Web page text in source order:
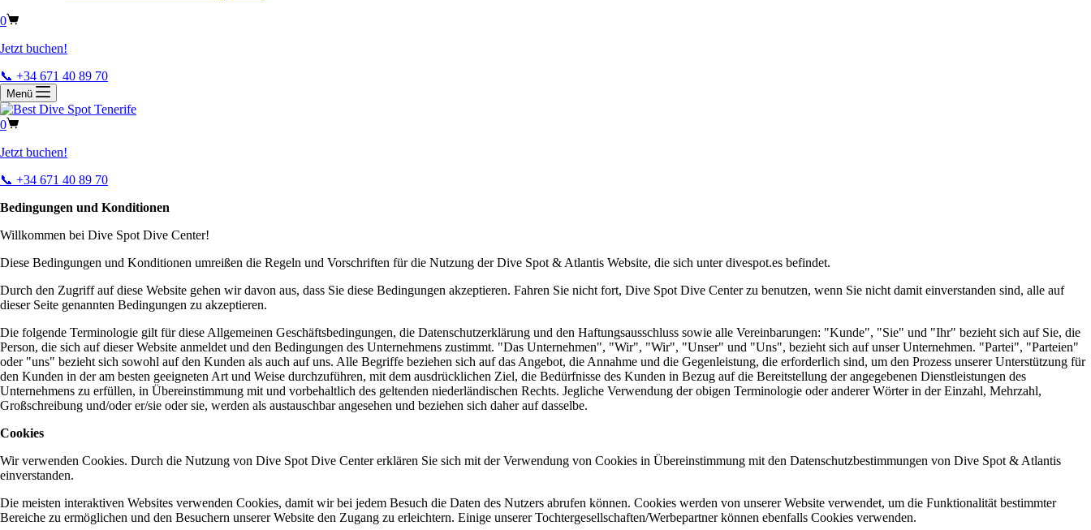
0
Jetzt buchen!
📞 +34 671 40 89 70
Menü
0
Jetzt buchen!
📞 +34 671 40 89 70
Bedingungen und Konditionen
Willkommen bei Dive Spot Dive Center!
Diese Bedingungen und Konditionen umreißen die Regeln und Vorschriften für die Nutzung der Dive Spot & Atlantis Website, die sich unter divespot.es befindet.
Durch den Zugriff auf diese Website gehen wir davon aus, dass Sie diese Bedingungen akzeptieren. Fahren Sie nicht fort, Dive Spot Dive Center zu benutzen, wenn Sie nicht damit einverstanden sind, alle auf
dieser Seite genannten Bedingungen zu akzeptieren.
Die folgende Terminologie gilt für diese Allgemeinen Geschäftsbedingungen, die Datenschutzerklärung und den Haftungsausschluss sowie alle Vereinbarungen: "Kunde", "Sie" und "Ihr" bezieht sich auf Sie, die
Person, die sich auf dieser Website anmeldet und den Bedingungen des Unternehmens zustimmt. "Das Unternehmen", "Wir", "Wir", "Unser" und "Uns", bezieht sich auf unser Unternehmen. "Partei", "Parteien"
oder "uns" bezieht sich sowohl auf den Kunden als auch auf uns. Alle Begriffe beziehen sich auf das Angebot, die Annahme und die Gegenleistung, die erforderlich sind, um den Prozess unserer Unterstützung für
den Kunden in der am besten geeigneten Art und Weise durchzuführen, mit dem ausdrücklichen Ziel, die Bedürfnisse des Kunden in Bezug auf die Bereitstellung der angegebenen Dienstleistungen des
Unternehmens zu erfüllen, in Übereinstimmung mit und vorbehaltlich des geltenden niederländischen Rechts. Jegliche Verwendung der obigen Terminologie oder anderer Wörter in der Einzahl, Mehrzahl,
Großschreibung und/oder er/sie oder sie, werden als austauschbar angesehen und beziehen sich daher auf dasselbe.
Cookies
Wir verwenden Cookies. Durch die Nutzung von Dive Spot Dive Center erklären Sie sich mit der Verwendung von Cookies in Übereinstimmung mit den Datenschutzbestimmungen von Dive Spot & Atlantis
einverstanden.
Die meisten interaktiven Websites verwenden Cookies, damit wir bei jedem Besuch die Daten des Nutzers abrufen können. Cookies werden von unserer Website verwendet, um die Funktionalität bestimmter
Bereiche zu ermöglichen und den Besuchern unserer Website den Zugang zu erleichtern. Einige unserer Tochtergesellschaften/Werbepartner können ebenfalls Cookies verwenden.